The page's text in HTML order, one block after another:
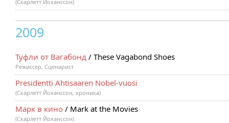
(Скарлетт Йоханссон)
2009
Туфли от Вагабонд / These Vagabond Shoes
Режиссер, Сценарист
Presidentti Ahtisaaren Nobel-vuosi
(Скарлетт Йоханссон, хроника)
Марк в кино / Mark at the Movies
(Скарлетт Йоханссон)